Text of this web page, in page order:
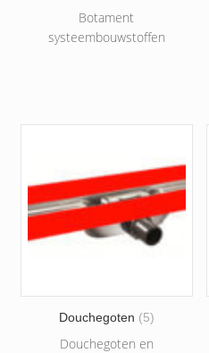
Botament
systeembouwstoffen
Douchegoten (5)
Douchegoten en